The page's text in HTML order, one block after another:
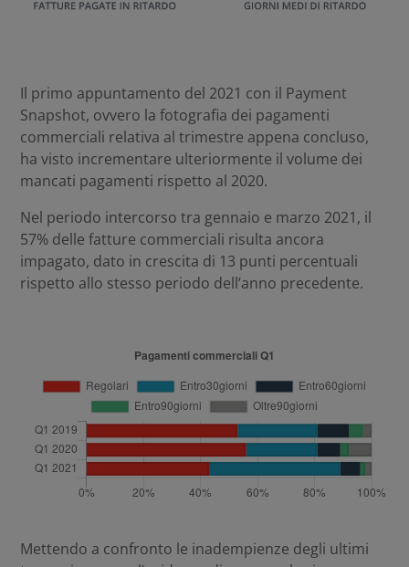
Il primo appuntamento del 2021 con il Payment
Snapshot, ovvero la fotografia dei pagamenti
commerciali relativa al trimestre appena concluso,
ha visto incrementare ulteriormente il volume dei
mancati pagamenti rispetto al 2020.
Nel periodo intercorso tra gennaio e marzo 2021, il
57% delle fatture commerciali risulta ancora
impagato, dato in crescita di 13 punti percentuali
rispetto allo stesso periodo dell’anno precedente.
Mettendo a confronto le inadempienze degli ultimi